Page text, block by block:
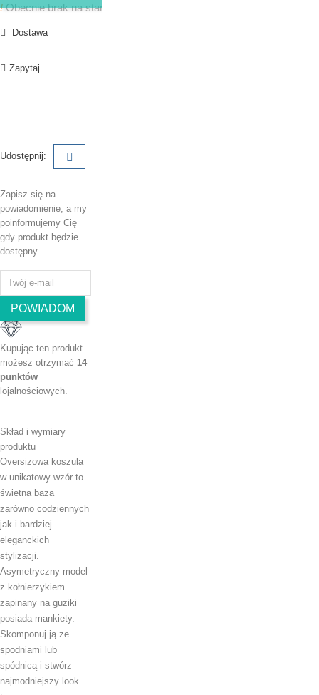
!Obecnie brak na stanie
Dostawa
Zapytaj
Udostępnij:
Zapisz się na
powiadomienie, a my
poinformujemy Cię
gdy produkt będzie
dostępny.
POWIADOM
Kupując ten produkt
możesz otrzymać 14
punktów
lojalnościowych.
Skład i wymiary
produktu
Oversizowa koszula
w unikatowy wzór to
świetna baza
zarówno codziennych
jak i bardziej
eleganckich
stylizacji.
Asymetryczny model
z kołnierzykiem
zapinany na guziki
posiada mankiety.
Skomponuj ją ze
spodniami lub
spódnicą i stwórz
najmodniejszy look